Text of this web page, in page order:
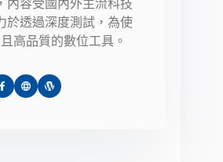
內容受國內外主流科技
於透過深度測試，為使
高品質的數位工具。